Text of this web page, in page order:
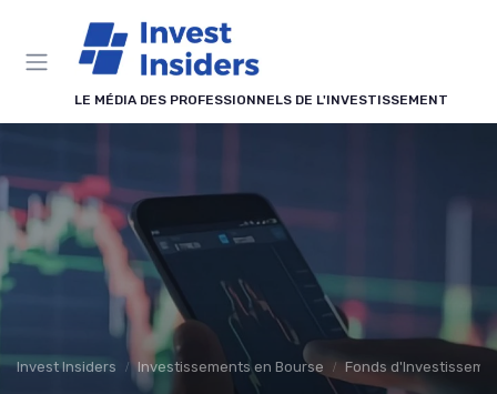
LE MÉDIA DES PROFESSIONNELS DE L'INVESTISSEMENT
Invest Insiders Investissements en Bourse Fonds